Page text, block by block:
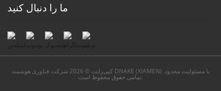
ما را دنبال کنید
کپی‌رایت © 2026 شرکت فناوری هوشمند DNAKE (XIAMEN) با مسئولیت محدود.
تمامی حقوق محفوظ است.